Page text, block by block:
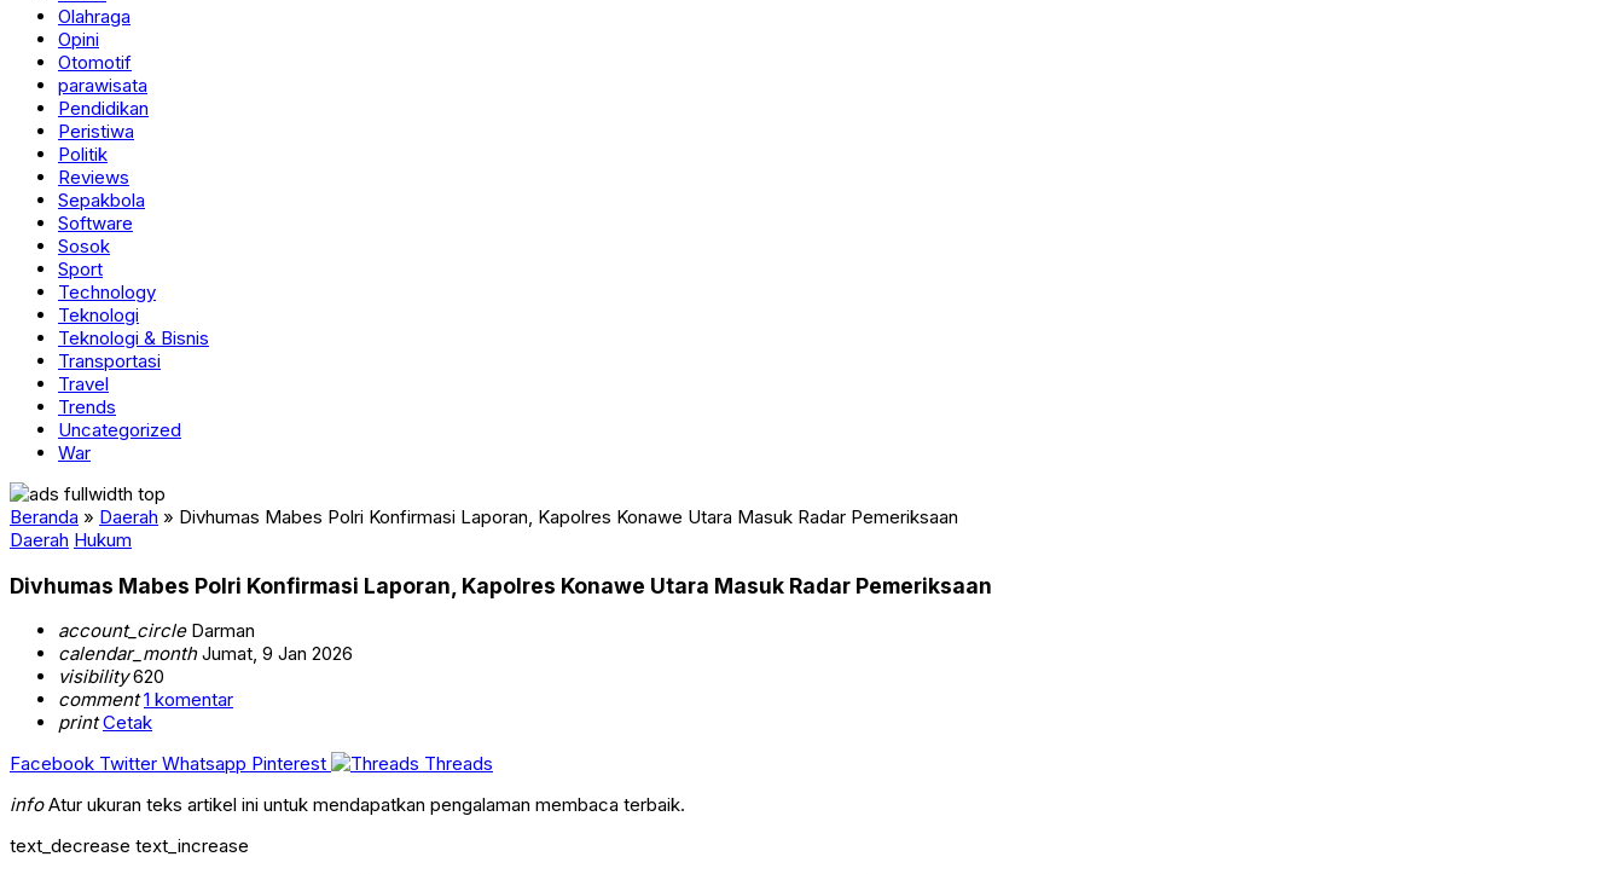
Olahraga
Opini
Otomotif
parawisata
Pendidikan
Peristiwa
Politik
Reviews
Sepakbola
Software
Sosok
Sport
Technology
Teknologi
Teknologi & Bisnis
Transportasi
Travel
Trends
Uncategorized
War
Beranda » Daerah » Divhumas Mabes Polri Konfirmasi Laporan, Kapolres Konawe Utara Masuk Radar Pemeriksaan
Daerah Hukum
Divhumas Mabes Polri Konfirmasi Laporan, Kapolres Konawe Utara Masuk Radar Pemeriksaan
account_circleDarman
calendar_monthJumat, 9 Jan 2026
visibility620
comment 1 komentar
print Cetak
Facebook Twitter Whatsapp Pinterest
Threads
infoAtur ukuran teks artikel ini untuk mendapatkan pengalaman membaca terbaik.
text_decrease text_increase